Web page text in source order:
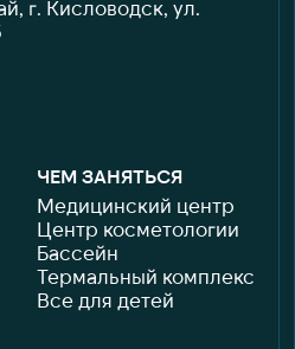
г. Кисловодск, ул.
ЧЕМ ЗАНЯТЬСЯ
Медицинский центр
Центр косметологии
Бассейн
Термальный комплекс
Все для детей